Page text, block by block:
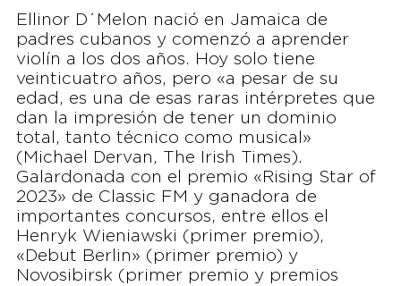
Ellinor D´Melon nació en Jamaica de
padres cubanos y comenzó a aprender
violín a los dos años. Hoy solo tiene
veinticuatro años, pero «a pesar de su
edad, es una de esas raras intérpretes que
dan la impresión de tener un dominio
total, tanto técnico como musical»
(Michael Dervan, The Irish Times).
Galardonada con el premio «Rising Star of
2023» de Classic FM y ganadora de
importantes concursos, entre ellos el
Henryk Wieniawski (primer premio),
«Debut Berlin» (primer premio) y
Novosibirsk (primer premio y premios